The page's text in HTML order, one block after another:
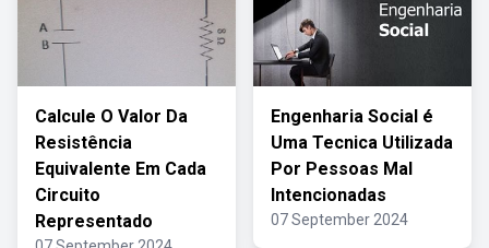
Calcule O Valor Da
Resistência
Equivalente Em Cada
Circuito
Representado
Engenharia Social é
Uma Tecnica Utilizada
Por Pessoas Mal
Intencionadas
07 September 2024